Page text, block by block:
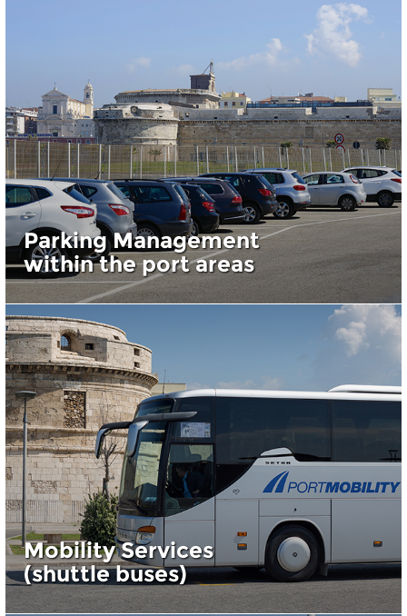
Parking Management
within the port areas
Mobility Services
(shuttle buses)